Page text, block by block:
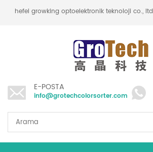
hefei growking optoelektronik teknoloji co., ltd
E-POSTA
info@grotechcolorsorter.com